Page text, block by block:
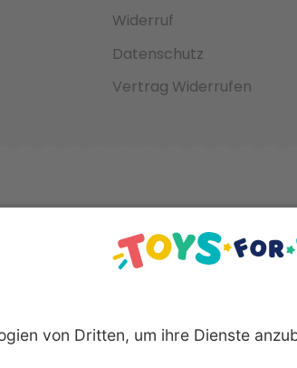
Widerruf
Datenschutz
Vertrag Widerrufen